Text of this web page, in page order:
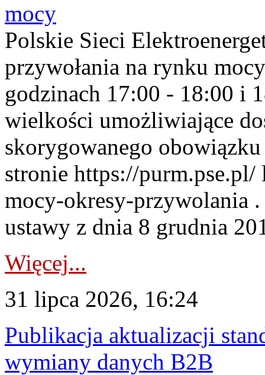
mocy
Polskie Sieci
przywołania na rynku
godzinach 17:00 - 18:00 i
wielkości umożliwiające
skorygowanego
stronie https://
mocy-okresy-przywolania
ustawy z dnia 8 grudnia
Więcej...
31 lipca 2026, 16:24
Publikacja aktualizacji
wymiany danych B2B